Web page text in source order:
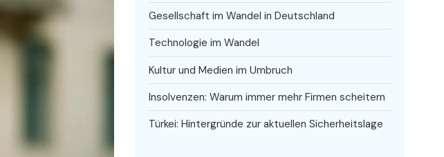
Gesellschaft im Wandel in Deutschland
Technologie im Wandel
Kultur und Medien im Umbruch
Insolvenzen: Warum immer mehr Firmen scheitern
Türkei: Hintergründe zur aktuellen Sicherheitslage